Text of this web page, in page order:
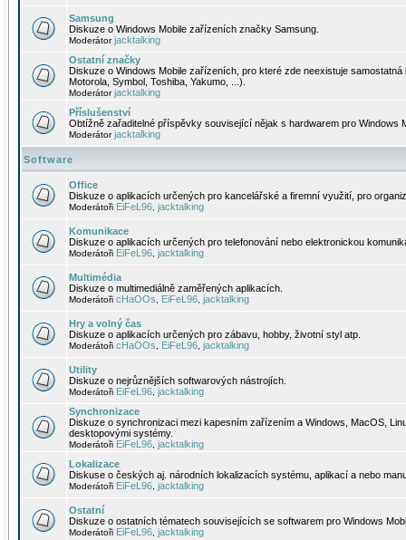
Samsung
Diskuze o Windows Mobile zařízeních značky Samsung.
Moderátorjacktalking
Ostatní značky
Diskuze o Windows Mobile zařízeních, pro které zde neexistuje
Motorola, Symbol, Toshiba, Yakumo, ...).
Moderátorjacktalking
Příslušenství
Obtížně zařaditelné příspěvky související nějak s hardwarem pro Windows
Moderátorjacktalking
Software
Office
Diskuze o aplikacích určených pro kancelářské a firemní využití, pro
Moderátoři EiFeL96 jacktalking
Komunikace
Diskuze o aplikacích určených pro telefonování nebo elektronickou
Moderátoři EiFeL96 jacktalking
Multimédia
Diskuze o multimediálně zaměřených aplikacích.
Moderátoři cHaOOs EiFeL96 jacktalking
Hry a volný čas
Diskuze o aplikacích určených pro zábavu, hobby, životní styl atp.
Moderátoři cHaOOs EiFeL96 jacktalking
Utility
Diskuze o nejrůznějších softwarových nástrojích.
Moderátoři EiFeL96 jacktalking
Synchronizace
Diskuze o synchronizaci mezi kapesním zařízením a Windows, MacOS,
desktopovými systémy.
Moderátoři EiFeL96 jacktalking
Lokalizace
Diskuse o českých aj. národních lokalizacích systému, aplikací a nebo
Moderátoři EiFeL96 jacktalking
Ostatní
Diskuze o ostatních tématech souvisejících se softwarem pro Windows
Moderátoři EiFeL96 jacktalking